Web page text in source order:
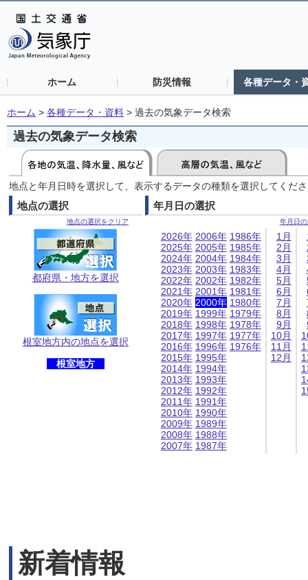
ホーム 防災情報 各種データ・
ホーム > 各種データ・資料 > 過去の気象データ検索
過去の気象データ検索
地点と年月日時を選択して、表示するデータの種類を選択してくだ
地点の選択
地点の選択をクリア
都府県・地方を選択
根室地方内の地点を選択
根室地方
年月日の選択
年月日
2026年
2025年
2024年
2023年
2022年
2021年
2020年
2019年
2018年
2017年
2016年
2015年
2014年
2013年
2012年
2011年
2010年
2009年
2008年
2007年
2006年
2005年
2004年
2003年
2002年
2001年
2000年
1999年
1998年
1997年
1996年
1995年
1994年
1993年
1992年
1991年
1990年
1989年
1988年
1987年
1986年
1985年
1984年
1983年
1982年
1981年
1980年
1979年
1978年
1977年
1976年
1月
2月
3月
4月
5月
6月
7月
8月
9月
10月
11月
12月
新着情報